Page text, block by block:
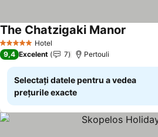
5 Stele Hotel
The Chatzigaki Manor
9,4 Excelent 7 Pertouli
Selectați datele pentru a vedea
prețurile exacte